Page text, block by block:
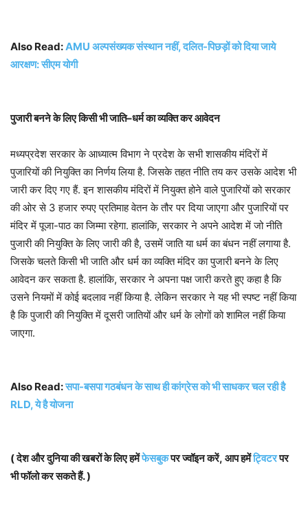
Also Read:AMU अल्पसंख्यक संस्थान नहीं, दलित-पिछड़ों को दिया जाये
आरक्षण: सीएम योगी
पुजारीबननेकेलिएकिसीभीजाति–धर्मकाव्यक्तिकरआवेदन
मध्यप्रदेश सरकार के आध्यात्म विभाग ने प्रदेश के सभी शासकीय मंदिरों में
पुजारियों की नियुक्ति का निर्णय लिया है. जिसके तहत नीति तय कर उसके आदेश भी
जारी कर दिए गए हैं. इन शासकीय मंदिरों में नियुक्त होने वाले पुजारियों को सरकार
की ओर से 3 हजार रुपए प्रतिमाह वेतन के तौर पर दिया जाएगा और पुजारियों पर
मंदिर में पूजा-पाठ का जिम्मा रहेगा. हालांकि, सरकार ने अपने आदेश में जो नीति
पुजारी की नियुक्ति के लिए जारी की है, उसमें जाति या धर्म का बंधन नहीं लगाया है.
जिसके चलते किसी भी जाति और धर्म का व्यक्ति मंदिर का पुजारी बनने के लिए
आवेदन कर सकता है. हालांकि, सरकार ने अपना पक्ष जारी करते हुए कहा है कि
उसने नियमों में कोई बदलाव नहीं किया है. लेकिन सरकार ने यह भी स्पष्ट नहीं किया
है कि पुजारी की नियुक्ति में दूसरी जातियों और धर्म के लोगों को शामिल नहीं किया
जाएगा.
Also Read:सपा-बसपा गठबंधन के साथ ही कांग्रेस को भी साधकर चल रही है
RLD, ये है योजना
( देश और दुनिया की खबरों के लिए हमेंफेसबुकपर ज्वॉइन करें, आप हमेंट्विटरपर
भी फॉलो कर सकते हैं. )